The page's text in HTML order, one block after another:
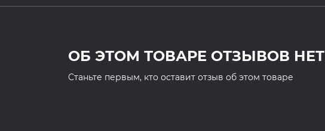
ОБ ЭТОМ ТОВАРЕ ОТЗЫВОВ НЕТ
Cтаньте первым, кто оставит отзыв об этом товаре